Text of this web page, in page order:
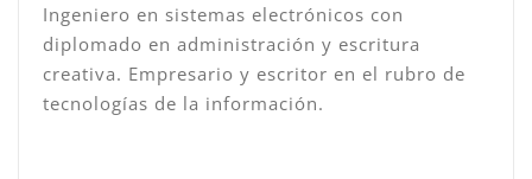
Ingeniero en sistemas electrónicos con
diplomado en administración y escritura
creativa. Empresario y escritor en el rubro de
tecnologías de la información.